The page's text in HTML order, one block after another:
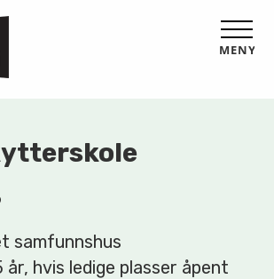
MENY
samfunnshus
år, hvis ledige plasser åpent